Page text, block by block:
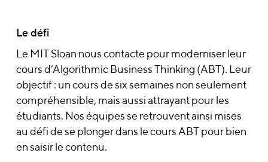
Le défi
Le MIT Sloan nous contacte pour moderniser leur
cours d’Algorithmic Business Thinking (ABT). Leur
objectif : un cours de six semaines non seulement
compréhensible, mais aussi attrayant pour les
étudiants. Nos équipes se retrouvent ainsi mises
au défi de se plonger dans le cours ABT pour bien
en saisir le contenu.